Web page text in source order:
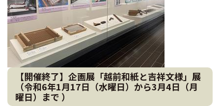
【開催終了】企画展「越前和紙と吉祥文様」展
（令和6年1月17日（水曜日）から3月4日（月
曜日）まで ）